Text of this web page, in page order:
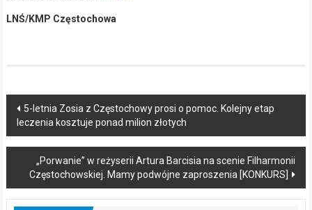
LNŚ/KMP Częstochowa
Post
navigation
5-letnia Zosia z Częstochowy prosi o pomoc. Kolejny etap
leczenia kosztuje ponad milion złotych
„Porwanie” w reżyserii Artura Barcisia na scenie Filharmonii
Częstochowskiej. Mamy podwójne zaproszenia [KONKURS]